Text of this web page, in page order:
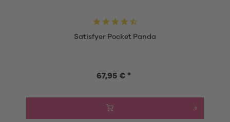
Satisfyer Pocket Panda
67,95 € *